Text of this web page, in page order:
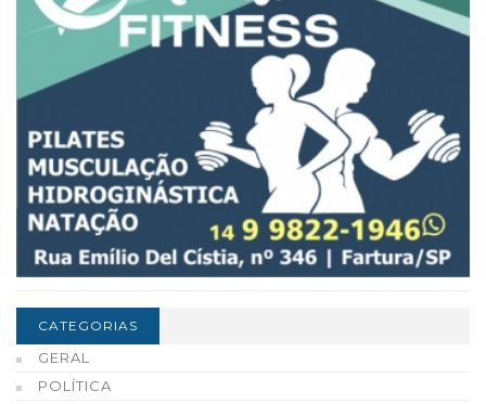
CATEGORIAS
GERAL
POLÍTICA